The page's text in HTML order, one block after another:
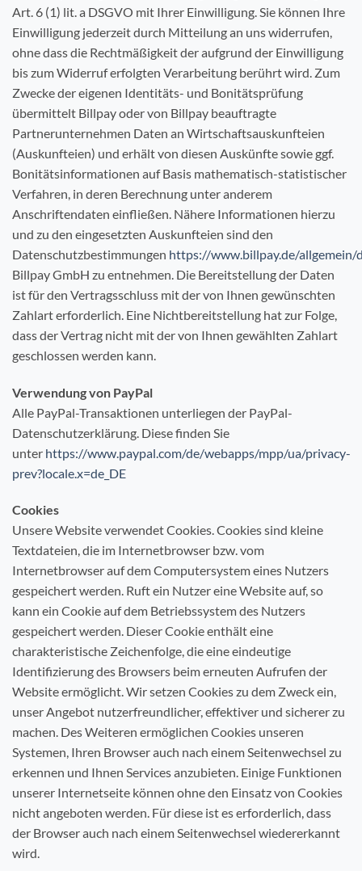
Art. 6 (1) lit. a DSGVO mit Ihrer Einwilligung. Sie können Ihre
Einwilligung jederzeit durch Mitteilung an uns widerrufen,
ohne dass die Rechtmäßigkeit der aufgrund der Einwilligung
bis zum Widerruf erfolgten Verarbeitung berührt wird. Zum
Zwecke der eigenen Identitäts- und Bonitätsprüfung
übermittelt Billpay oder von Billpay beauftragte
Partnerunternehmen Daten an Wirtschaftsauskunfteien
(Auskunfteien) und erhält von diesen Auskünfte sowie ggf.
Bonitätsinformationen auf Basis mathematisch-statistischer
Verfahren, in deren Berechnung unter anderem
Anschriftendaten einfließen. Nähere Informationen hierzu
und zu den eingesetzten Auskunfteien sind den
Datenschutzbestimmungen https://www.billpay.de/allgemein/
Billpay GmbH zu entnehmen. Die Bereitstellung der Daten
ist für den Vertragsschluss mit der von Ihnen gewünschten
Zahlart erforderlich. Eine Nichtbereitstellung hat zur Folge,
dass der Vertrag nicht mit der von Ihnen gewählten Zahlart
geschlossen werden kann.
Verwendung von PayPal
Alle PayPal-Transaktionen unterliegen der PayPal-
Datenschutzerklärung. Diese finden Sie
unter https://www.paypal.com/de/webapps/mpp/ua/privacy-
prev?locale.x=de_DE
Cookies
Unsere Website verwendet Cookies. Cookies sind kleine
Textdateien, die im Internetbrowser bzw. vom
Internetbrowser auf dem Computersystem eines Nutzers
gespeichert werden. Ruft ein Nutzer eine Website auf, so
kann ein Cookie auf dem Betriebssystem des Nutzers
gespeichert werden. Dieser Cookie enthält eine
charakteristische Zeichenfolge, die eine eindeutige
Identifizierung des Browsers beim erneuten Aufrufen der
Website ermöglicht. Wir setzen Cookies zu dem Zweck ein,
unser Angebot nutzerfreundlicher, effektiver und sicherer zu
machen. Des Weiteren ermöglichen Cookies unseren
Systemen, Ihren Browser auch nach einem Seitenwechsel zu
erkennen und Ihnen Services anzubieten. Einige Funktionen
unserer Internetseite können ohne den Einsatz von Cookies
nicht angeboten werden. Für diese ist es erforderlich, dass
der Browser auch nach einem Seitenwechsel wiedererkannt
wird.